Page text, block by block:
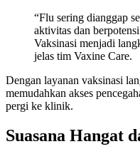
“Flu sering dianggap
aktivitas dan
Vaksinasi menjadi
jelas tim Vaxine Care.
Dengan layanan vaksinasi
memudahkan akses
pergi ke klinik.
Suasana Hangat